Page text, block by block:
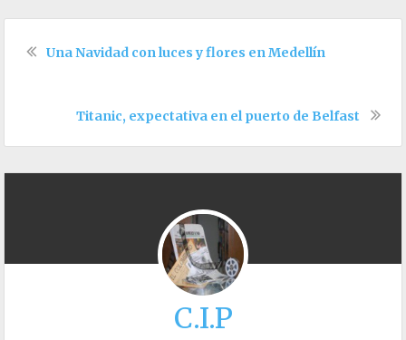
Una Navidad con luces y flores en Medellín
Titanic, expectativa en el puerto de Belfast
C.I.P